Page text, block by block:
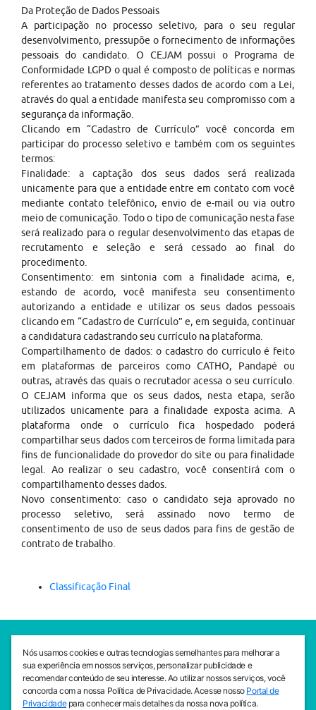
Da Proteção de Dados Pessoais
A participação no processo seletivo, para o seu regular
desenvolvimento, pressupõe o fornecimento de informações
pessoais do candidato. O CEJAM possui o Programa de
Conformidade LGPD o qual é composto de políticas e normas
referentes ao tratamento desses dados de acordo com a Lei,
através do qual a entidade manifesta seu compromisso com a
segurança da informação.
Clicando em “Cadastro de Currículo” você concorda em
participar do processo seletivo e também com os seguintes
termos:
Finalidade: a captação dos seus dados será realizada
unicamente para que a entidade entre em contato com você
mediante contato telefônico, envio de e-mail ou via outro
meio de comunicação. Todo o tipo de comunicação nesta fase
será realizado para o regular desenvolvimento das etapas de
recrutamento e seleção e será cessado ao final do
procedimento.
Consentimento: em sintonia com a finalidade acima, e,
estando de acordo, você manifesta seu consentimento
autorizando a entidade e utilizar os seus dados pessoais
clicando em “Cadastro de Currículo” e, em seguida, continuar
a candidatura cadastrando seu currículo na plataforma.
Compartilhamento de dados: o cadastro do currículo é feito
em plataformas de parceiros como CATHO, Pandapé ou
outras, através das quais o recrutador acessa o seu currículo.
O CEJAM informa que os seus dados, nesta etapa, serão
utilizados unicamente para a finalidade exposta acima. A
plataforma onde o currículo fica hospedado poderá
compartilhar seus dados com terceiros de forma limitada para
fins de funcionalidade do provedor do site ou para finalidade
legal. Ao realizar o seu cadastro, você consentirá com o
compartilhamento desses dados.
Novo consentimento: caso o candidato seja aprovado no
processo seletivo, será assinado novo termo de
consentimento de uso de seus dados para fins de gestão de
contrato de trabalho.
Classificação Final
SEDE CEJAM
Av. da Liberdade, 765, Liberdade, São Paulo, 01503-001
(11) 3469 - 1818
INSTITUTO CEJAM
Nós usamos cookies e outras tecnologias semelhantes para melhorar a
sua experiência em nossos serviços, personalizar publicidade e
recomendar conteúdo de seu interesse. Ao utilizar nossos serviços, você
concorda com a nossa Política de Privacidade. Acesse nosso Portal de
Privacidadepara conhecer mais detalhes da nossa nova política.